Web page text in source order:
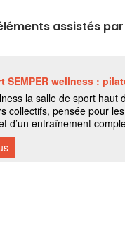
assistés par